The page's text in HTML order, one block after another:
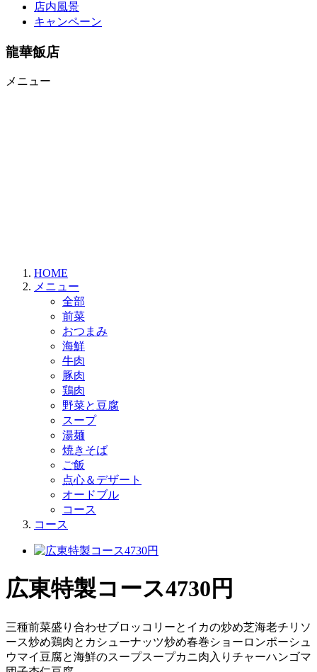
店内風景
キャンペーン
龍華飯店
メニュー
HOME
メニュー
全部
前菜
おつまみ
海鮮
牛肉
豚肉
鶏肉
野菜と豆腐
スープ
湯麺
焼きそば
ご飯
点心＆デザート
オードブル
コース
コース
広東特製コース4730円
三種前菜盛り合わせブロッコリーとイカの炒め芝海老チリソ
ース炒め鶏肉とカシューナッツ炒め春巻ショーロンポーシュ
ウマイ豆腐と海鮮のスープスープカニ肉入りチャーハンゴマ